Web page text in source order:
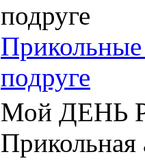
подруге
Мой ДЕНЬ
Прикольная